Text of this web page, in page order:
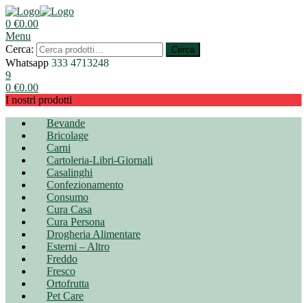
0 €0.00
Menu
Cerca:
Cerca
Whatsapp 333 4713248
9
0 €0.00
I nostri prodotti
Bevande
Bricolage
Carni
Cartoleria-Libri-Giornali
Casalinghi
Confezionamento
Consumo
Cura Casa
Cura Persona
Drogheria Alimentare
Esterni – Altro
Freddo
Fresco
Ortofrutta
Pet Care